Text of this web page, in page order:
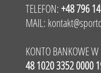
TELEFON: +48 796
MAIL:
KONTO BANKOWE W
48 1020 3352 0000